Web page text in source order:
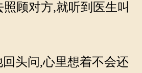
顾对方,就听到医生叫
头问,心里想着不会还